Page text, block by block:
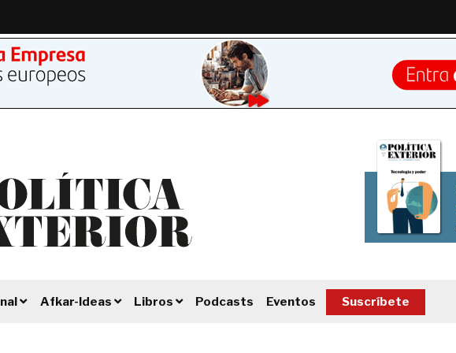
Afkar-Ideas Libros Podcasts Eventos Suscríbete